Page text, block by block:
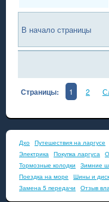
В начало страницы
Страницы: 1 2
Дхо Путешествия на ларгусе
Электрика Покупка ларгуса
Тормозные колодки
Зимние
Поездка на море
Шины и
Замена 5 передачи
Отзыв